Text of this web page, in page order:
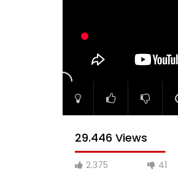
29.446 Views
2.375 41